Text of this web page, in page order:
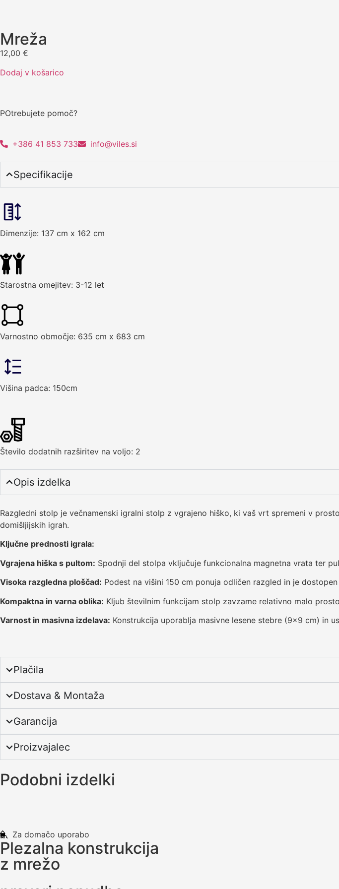
Mreža
12,00 €
Dodaj v košarico
POtrebujete pomoč?
+386 41 853 733 info@viles.si
Specifikacije
Dimenzije: 137 cm x 162 cm
Starostna omejitev: 3-12 let
Varnostno območje: 635 cm x 683 cm
Višina padca: 150cm
Število dodatnih razširitev na voljo: 2
Opis izdelka
Razgledni stolp je večnamenski igralni stolp z vgrajeno hiško, ki vaš vrt spremeni v
domišljijskih igrah.
Ključne prednosti igrala:
Vgrajena hiška s pultom: Spodnji del stolpa vključuje funkcionalna magnetna vrata ter
Visoka razgledna ploščad: Podest na višini 150 cm ponuja odličen razgled in je
Kompaktna in varna oblika: Kljub številnim funkcijam stolp zavzame relativno malo
Varnost in masivna izdelava: Konstrukcija uporablja masivne lesene stebre (9×9 cm) in
Plačila
Dostava & Montaža
Garancija
Proizvajalec
Podobni izdelki
Za domačo uporabo
Plezalna konstrukcija
z mrežo